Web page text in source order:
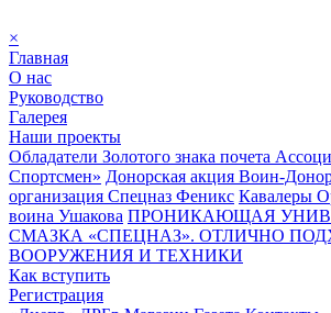
×
Главная
О нас
Руководство
Галерея
Наши проекты
Обладатели Золотого знака почета
Спортсмен» Донорская акция Воин-
организация Спецназ Феникс Кавалеры
воина Ушакова ПРОНИКАЮЩАЯ
СМАЗКА «СПЕЦНАЗ». ОТЛИЧНО
ВООРУЖЕНИЯ И ТЕХНИКИ
Как вступить
Регистрация